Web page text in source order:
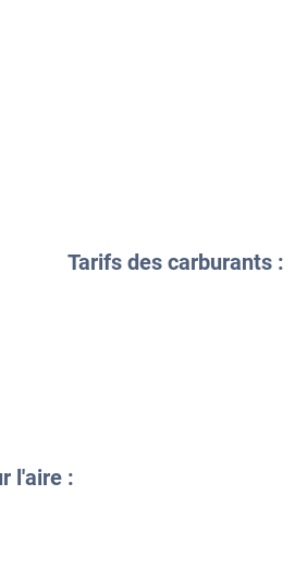
Tarifs des carburants :
l'aire :